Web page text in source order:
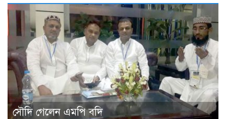
সৌদি গেলেন এমপি বদি